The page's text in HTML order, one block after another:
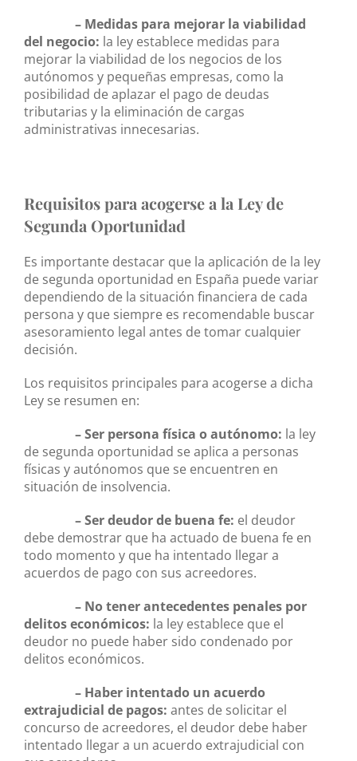
– Medidas para mejorar la viabilidad
del negocio: la ley establece medidas para
mejorar la viabilidad de los negocios de los
autónomos y pequeñas empresas, como la
posibilidad de aplazar el pago de deudas
tributarias y la eliminación de cargas
administrativas innecesarias.
Requisitos para acogerse a la Ley de
Segunda Oportunidad
Es importante destacar que la aplicación de la ley
de segunda oportunidad en España puede variar
dependiendo de la situación financiera de cada
persona y que siempre es recomendable buscar
asesoramiento legal antes de tomar cualquier
decisión.
Los requisitos principales para acogerse a dicha
Ley se resumen en:
– Ser persona física o autónomo: la ley
de segunda oportunidad se aplica a personas
físicas y autónomos que se encuentren en
situación de insolvencia.
– Ser deudor de buena fe: el deudor
debe demostrar que ha actuado de buena fe en
todo momento y que ha intentado llegar a
acuerdos de pago con sus acreedores.
– No tener antecedentes penales por
delitos económicos: la ley establece que el
deudor no puede haber sido condenado por
delitos económicos.
– Haber intentado un acuerdo
extrajudicial de pagos: antes de solicitar el
concurso de acreedores, el deudor debe haber
intentado llegar a un acuerdo extrajudicial con